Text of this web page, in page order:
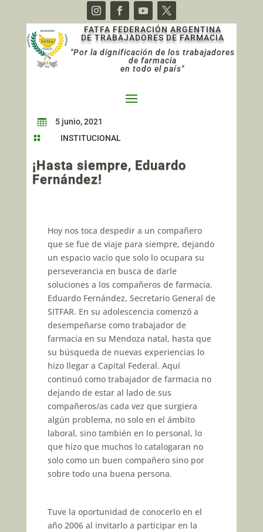
FATFA FEDERACIÓN ARGENTINA
DE TRABAJADORES DE FARMACIA
"Por la dignificación de los trabajadores
de farmacia
en todo el país"
 5 junio, 2021
 INSTITUCIONAL
¡Hasta siempre, Eduardo
Fernández!
Hoy nos toca despedir a un compañero
que se fue de viaje para siempre, dejando
un espacio vacío que solo lo ocupara su
perseverancia en busca de darle
soluciones a los compañeros de farmacia.
Eduardo Fernández, Secretario General de
SITFAR. En su adolescencia comenzó a
desempeñarse como trabajador de
farmacia en su Mendoza natal, hasta que
su búsqueda de nuevas experiencias lo
hizo llegar a Capital Federal. Aquí
continuó como trabajador de farmacia no
dejando de estar al lado de sus
compañeros/as cada vez que surgiera
algún problema, no solo en el ámbito
laboral, sino también en lo personal, lo
que hizo que muchos lo catalogaran no
solo como un buen compañero sino por
sobre todo una buena persona.
Tuve la oportunidad de conocerlo en el
año 2006 al invitarlo a participar en la